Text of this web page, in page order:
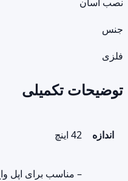
جنس
فلزی
توضیحات تکمیلی
اندازه 42 اینچ